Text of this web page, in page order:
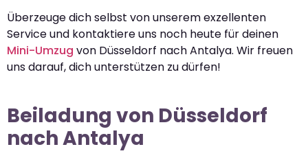
Überzeuge dich selbst von unserem exzellenten
Service und kontaktiere uns noch heute für deinen
Mini-Umzug von Düsseldorf nach Antalya. Wir freuen
uns darauf, dich unterstützen zu dürfen!
Beiladung von Düsseldorf
nach Antalya